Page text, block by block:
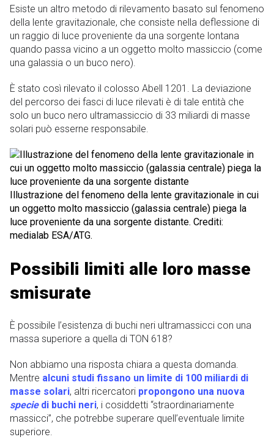
Esiste un altro metodo di rilevamento basato sul fenomeno
della lente gravitazionale, che consiste nella deflessione di
un raggio di luce proveniente da una sorgente lontana
quando passa vicino a un oggetto molto massiccio (come
una galassia o un buco nero).
È stato così rilevato il colosso Abell 1201. La deviazione
del percorso dei fasci di luce rilevati è di tale entità che
solo un buco nero ultramassiccio di 33 miliardi di masse
solari può esserne responsabile.
Illustrazione del fenomeno della lente gravitazionale in cui
un oggetto molto massiccio (galassia centrale) piega la
luce proveniente da una sorgente distante. Crediti:
medialab ESA/ATG.
Possibili limiti alle loro masse
smisurate
È possibile l’esistenza di buchi neri ultramassicci con una
massa superiore a quella di TON 618?
Non abbiamo una risposta chiara a questa domanda.
Mentre alcuni studi fissano un limite di 100 miliardi di
masse solari, altri ricercatori propongono una nuova
speciedi buchi neri, i cosiddetti “straordinariamente
massicci”, che potrebbe superare quell’eventuale limite
superiore.